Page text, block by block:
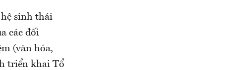
sinh thái
các đối
(văn hóa,
triển khai Tổ